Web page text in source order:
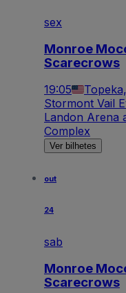
sex
Monroe
Scarecrows
19:05
Stormont Vail
Landon Arena
Complex
Ver bilhetes
out
24
sab
Monroe
Scarecrows